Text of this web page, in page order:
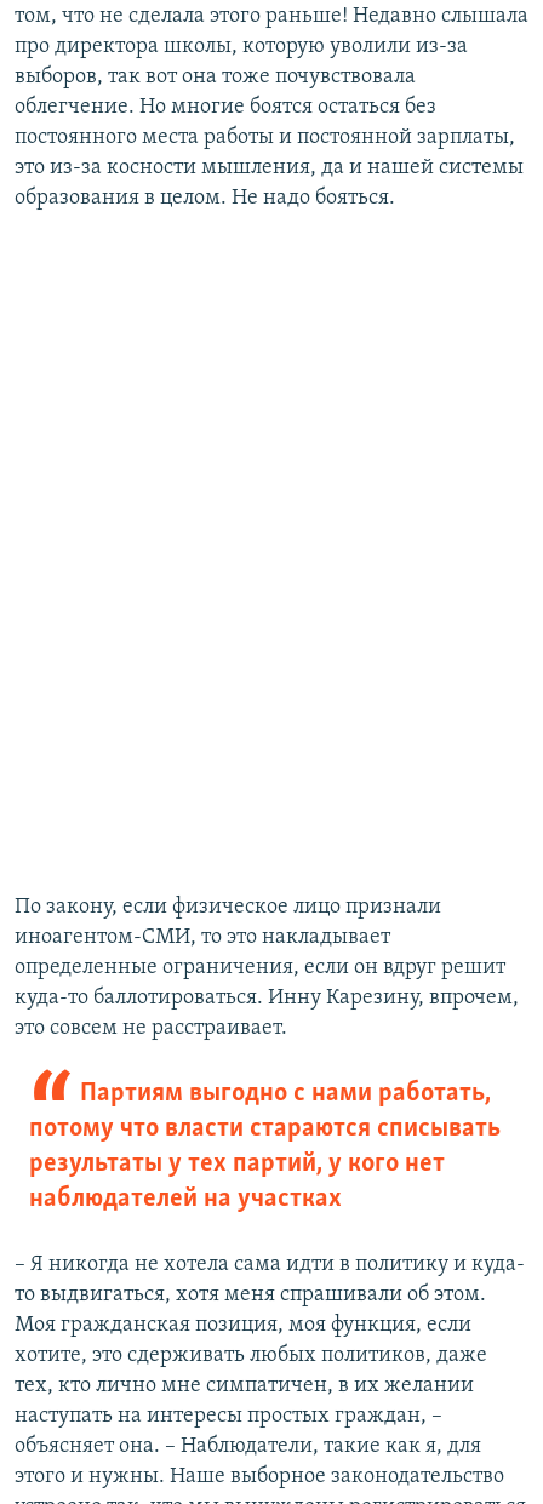
том, что не сделала этого раньше! Недавно слышала
про директора школы, которую уволили из-за
выборов, так вот она тоже почувствовала
облегчение. Но многие боятся остаться без
постоянного места работы и постоянной зарплаты,
это из-за косности мышления, да и нашей системы
образования в целом. Не надо бояться.
По закону, если физическое лицо признали
иноагентом-СМИ, то это накладывает
определенные ограничения, если он вдруг решит
куда-то баллотироваться. Инну Карезину, впрочем,
это совсем не расстраивает.
Партиям выгодно с нами работать,
потому что власти стараются списывать
результаты у тех партий, у кого нет
наблюдателей на участках
– Я никогда не хотела сама идти в политику и куда-
то выдвигаться, хотя меня спрашивали об этом.
Моя гражданская позиция, моя функция, если
хотите, это сдерживать любых политиков, даже
тех, кто лично мне симпатичен, в их желании
наступать на интересы простых граждан, –
объясняет она. – Наблюдатели, такие как я, для
этого и нужны. Наше выборное законодательство